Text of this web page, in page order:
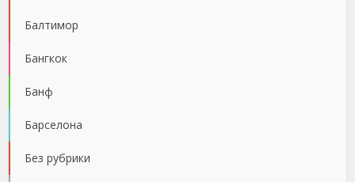
Балтимор
Бангкок
Банф
Барселона
Без рубрики